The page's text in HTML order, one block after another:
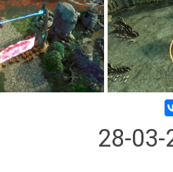
28-